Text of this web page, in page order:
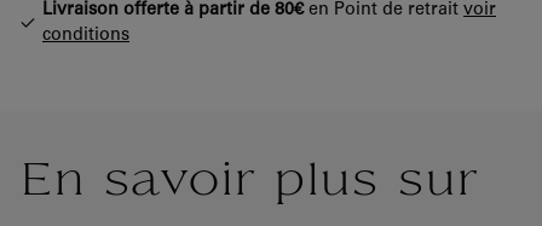
Livraison offerte à partir de 80€en Point de retrait voir
conditions
En savoir plus sur